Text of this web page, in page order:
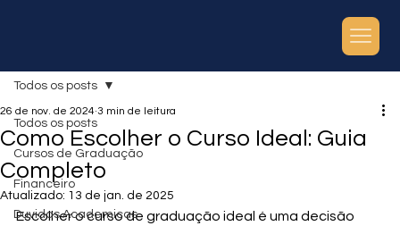
Todos os posts
Cursos de Graduação
Financeiro
Duvidas Academicas
Todos os posts
Como Escolher o Curso Ideal: Guia
Completo
26 de nov. de 2024 3 min de leitura
Atualizado: 13 de jan. de 2025
Escolher o curso de graduação ideal é uma decisão